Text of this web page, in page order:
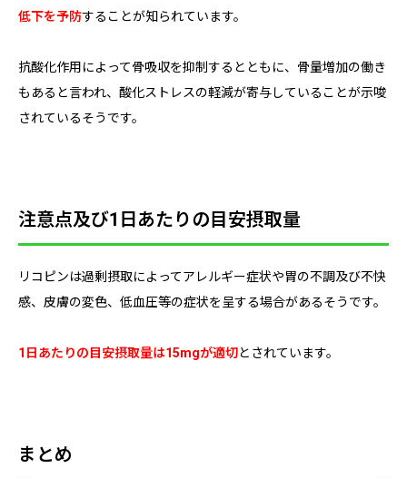
低下を予防することが知られています。
抗酸化作用によって骨吸収を抑制するとともに、骨量増加の働き
もあると言われ、酸化ストレスの軽減が寄与していることが示唆
されているそうです。
注意点及び1日あたりの目安摂取量
リコピンは過剰摂取によってアレルギー症状や胃の不調及び不快
感、皮膚の変色、低血圧等の症状を呈する場合があるそうです。
1日あたりの目安摂取量は15mgが適切とされています。
まとめ